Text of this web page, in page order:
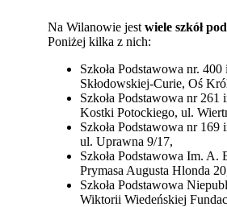
Na Wilanowie jestwiele szkół
Poniżej kilka z nich:
Szkoła Podstawowa nr.
Skłodowskiej-Curie, Oś
Szkoła Podstawowa nr 261
Kostki Potockiego, ul.
Szkoła Podstawowa nr 169
ul. Uprawna 9/17,
Szkoła Podstawowa Im. A.
Prymasa Augusta Hlonda
Szkoła Podstawowa
Wiktorii Wiedeńskiej